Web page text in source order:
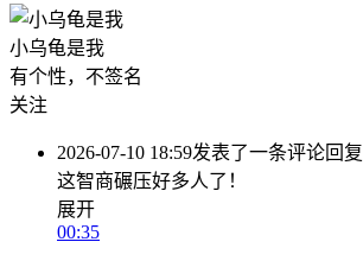
小乌龟是我
有个性，不签名
关注
2026-07-10 18:59发表了一条评论回复
这智商碾压好多人了！
展开
00:35